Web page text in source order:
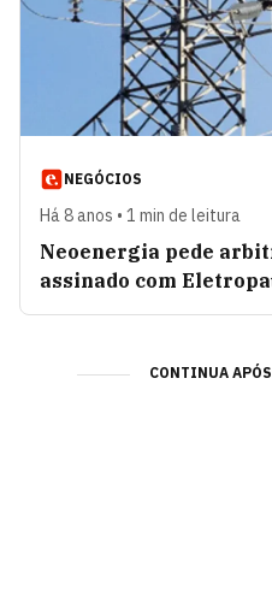
NEGÓCIOS
Há 8 anos • 1 min de leitura
Neoenergia pede
assinado com
CONTINUA